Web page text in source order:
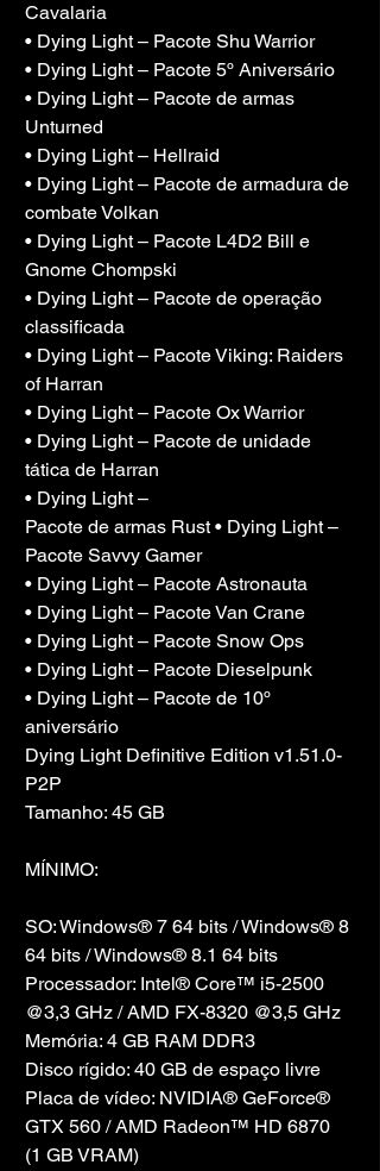
Cavalaria
• Dying Light – Pacote Shu Warrior
• Dying Light – Pacote 5º Aniversário
• Dying Light – Pacote de armas
Unturned
• Dying Light – Hellraid
• Dying Light – Pacote de armadura de
combate Volkan
• Dying Light – Pacote L4D2 Bill e
Gnome Chompski
• Dying Light – Pacote de operação
classificada
• Dying Light – Pacote Viking: Raiders
of Harran
• Dying Light – Pacote Ox Warrior
• Dying Light – Pacote de unidade
tática de Harran
• Dying Light –
Pacote de armas Rust • Dying Light –
Pacote Savvy Gamer
• Dying Light – Pacote Astronauta
• Dying Light – Pacote Van Crane
• Dying Light – Pacote Snow Ops
• Dying Light – Pacote Dieselpunk
• Dying Light – Pacote de 10º
aniversário
Dying Light Definitive Edition v1.51.0-
P2P
Tamanho: 45 GB
MÍNIMO:
SO: Windows® 7 64 bits / Windows® 8
64 bits / Windows® 8.1 64 bits
Processador: Intel® Core™ i5-2500
@3,3 GHz / AMD FX-8320 @3,5 GHz
Memória: 4 GB RAM DDR3
Disco rígido: 40 GB de espaço livre
Placa de vídeo: NVIDIA® GeForce®
GTX 560 / AMD Radeon™ HD 6870
(1 GB VRAM)